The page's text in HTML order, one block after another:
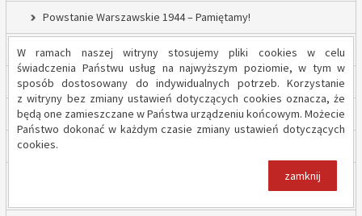
W ramach naszej witryny stosujemy pliki cookies w celu
świadczenia Państwu usług na najwyższym poziomie, w tym w
sposób dostosowany do indywidualnych potrzeb. Korzystanie
z witryny bez zmiany ustawień dotyczących cookies oznacza, że
będą one zamieszczane w Państwa urządzeniu końcowym. Możecie
Państwo dokonać w każdym czasie zmiany ustawień dotyczących
cookies.
zamknij
Powstanie Warszawskie 1944 – Pamiętamy!
52 nowe lampy uliczne w Gminie Iłów
Inwestycja drogowa w Sadowie – prace rozpoczęte
Trwają inwestycje w Gminie Iłów
„Modernizacja Oczyszczalni Ścieków w Iłowie – etap II”
Strażacy z OSP Iłów walczą o pieniądze od Harnasia. Zachęcamy